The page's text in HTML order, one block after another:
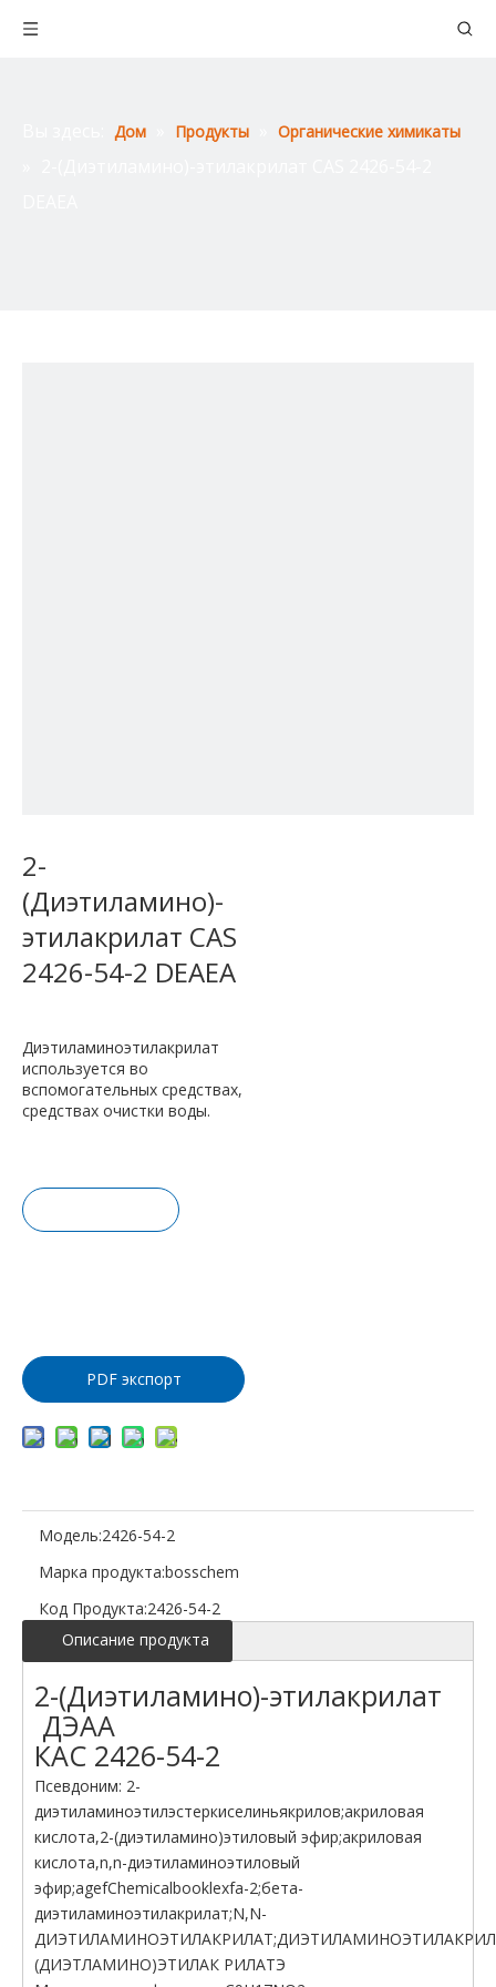
Дом Продукты Органические химикаты
2-
(Диэтиламино)-
этилакрилат CAS
2426-54-2 DEAEA
Диэтиламиноэтилакрилат
используется во
вспомогательных средствах,
средствах очистки воды.
PDF экспорт
Модель:2426-54-2
Марка продукта:bosschem
Код Продукта:2426-54-2
Описание продукта
2-(Диэтиламино)-этилакрилат
ДЭАА
КАС 2426-54-2
Псевдоним: 2-
диэтиламиноэтилэстеркиселиньякрилов;акриловая
кислота,2-(диэтиламино)этиловый эфир;акриловая
кислота,n,n-диэтиламиноэтиловый
эфир;agefChemicalbooklexfa-2;бета-
диэтиламиноэтилакрилат;N,N-
(ДИЭТЛАМИНО)ЭТИЛАК РИЛАТЭ